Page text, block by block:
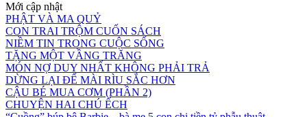
Mới cập nhật
PHẬT VÀ MA QUỶ
CON TRAI TRỘM CUỐN SÁCH
NIỀM TIN TRONG CUỘC SỐNG
TẶNG MỘT VẦNG TRĂNG
MÓN NỢ DUY NHẤT KHÔNG PHẢI TRẢ
DỪNG LẠI ĐỂ MÀI RÌU SẮC HƠN
CẬU BÉ MUA CƠM (PHẦN 2)
CHUYỆN HAI CHÚ ẾCH